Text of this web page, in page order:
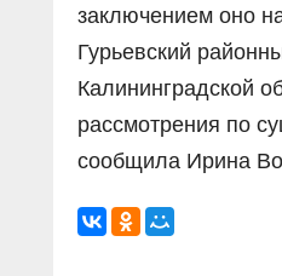
заключением оно
Гурьевский
Калининградской
рассмотрения по
сообщила Ирина